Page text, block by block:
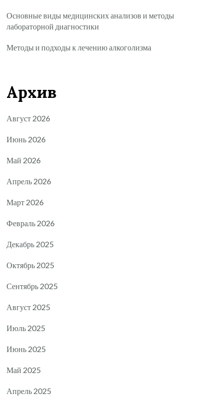
Основные виды медицинских анализов и методы
лабораторной диагностики
Методы и подходы к лечению алкоголизма
Архив
Август 2026
Июнь 2026
Май 2026
Апрель 2026
Март 2026
Февраль 2026
Декабрь 2025
Октябрь 2025
Сентябрь 2025
Август 2025
Июль 2025
Июнь 2025
Май 2025
Апрель 2025